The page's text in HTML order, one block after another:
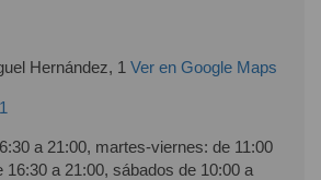
Hernández, 1 Ver en Google Maps
a 21:00, martes-viernes: de 11:00
16:30 a 21:00, sábados de 10:00 a